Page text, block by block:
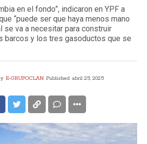
en el fondo”, indicaron en YPF a
“puede ser que haya menos mano
se va a necesitar para construir
barcos y los tres gasoductos que se
E-GRUPOCLAN Published abril 25, 2025